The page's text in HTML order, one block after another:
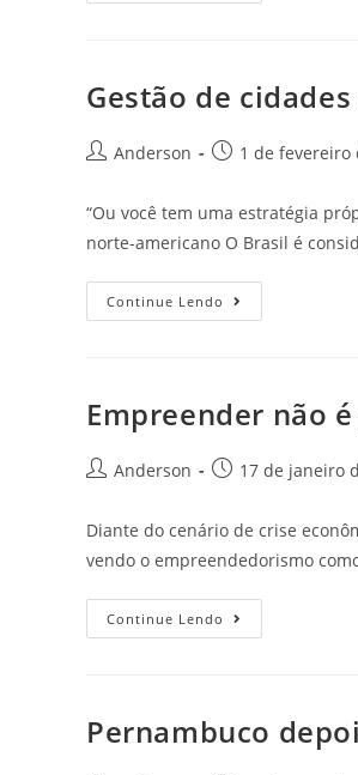
Gestão de
Anderson 1 de fevereiro
“Ou você tem uma estratégia
norte-americano O Brasil é
Continue Lendo
Empreender não
Anderson 17 de janeiro
Diante do cenário de crise
vendo o empreendedorismo
Continue Lendo
Pernambuco